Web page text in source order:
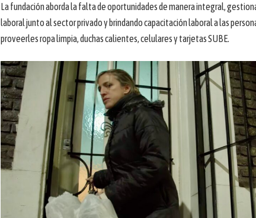
La fundación aborda la falta de oportunidades de manera integral,
laboral junto al sector privado y brindando capacitación laboral a las
proveerles ropa limpia, duchas calientes, celulares y tarjetas SUBE.